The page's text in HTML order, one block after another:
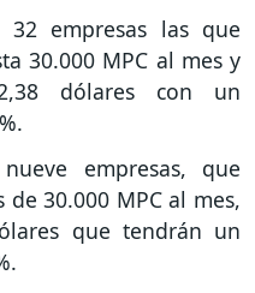
32 empresas las que
30.000 MPC al mes y
dólares con un
empresas, que
30.000 MPC al mes,
que tendrán un